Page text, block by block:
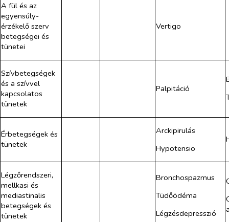
A fül és az
egyensúly-
érzékelő szerv
betegségei és
tünetei
Vertigo
Szívbetegségek
és a szívvel
kapcsolatos
tünetek
Palpitáció
Érbetegségek és
tünetek
Arckipirulás
Hypotensio
Légzőrendszeri,
mellkasi és
mediastinalis
betegségek és
tünetek
Bronchospazmus
Tüdőödéma
Légzésdepresszió